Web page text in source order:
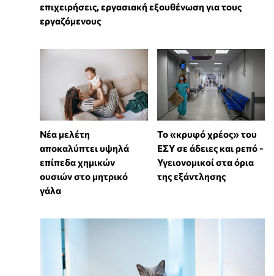
επιχειρήσεις, εργασιακή εξουθένωση για τους
εργαζόμενους
Νέα μελέτη
αποκαλύπτει υψηλά
επίπεδα χημικών
ουσιών στο μητρικό
γάλα
Το «κρυφό χρέος» του
ΕΣΥ σε άδειες και ρεπό -
Υγειονομικοί στα όρια
της εξάντλησης